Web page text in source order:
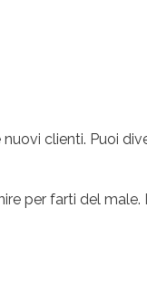
clienti. Puoi
per farti del male.